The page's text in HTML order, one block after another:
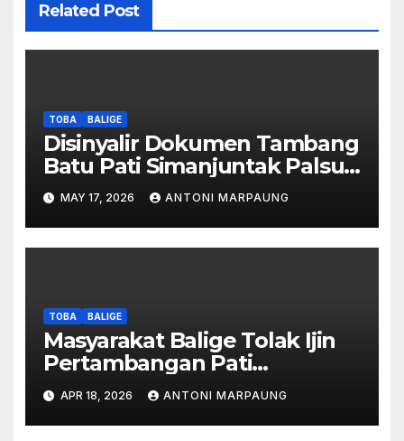
Related Post
TOBA BALIGE
Disinyalir Dokumen Tambang
Batu Pati Simanjuntak Palsu –
Jerry Manurung : Tambang
Tidak Berada Di DTA –
Frengki Pardede : Kami Tidak
Miliki Peta DTA – Tanda
Dipalsukan
MAY 17, 2026 ANTONI MARPAUNG
TOBA BALIGE
Masyarakat Balige Tolak Ijin
Pertambangan Pati
Simanjuntak – btc Akan
Investigasi Proses Perijinan
APR 18, 2026 ANTONI MARPAUNG